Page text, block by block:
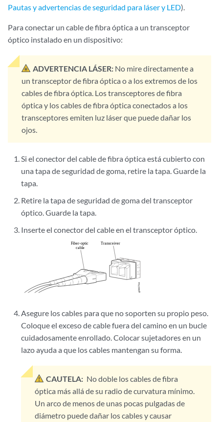
Pautas y advertencias de seguridad para láser y LED).
Para conectar un cable de fibra óptica a un transceptor
óptico instalado en un dispositivo:
ADVERTENCIA LÁSER: No mire directamente a
un transceptor de fibra óptica o a los extremos de los
cables de fibra óptica. Los transceptores de fibra
óptica y los cables de fibra óptica conectados a los
transceptores emiten luz láser que puede dañar los
ojos.
Si el conector del cable de fibra óptica está cubierto con
una tapa de seguridad de goma, retire la tapa. Guarde la
tapa.
Retire la tapa de seguridad de goma del transceptor
óptico. Guarde la tapa.
Inserte el conector del cable en el transceptor óptico.
Asegure los cables para que no soporten su propio peso.
Coloque el exceso de cable fuera del camino en un bucle
cuidadosamente enrollado. Colocar sujetadores en un
lazo ayuda a que los cables mantengan su forma.
CAUTELA: No doble los cables de fibra
óptica más allá de su radio de curvatura mínimo.
Un arco de menos de unas pocas pulgadas de
diámetro puede dañar los cables y causar